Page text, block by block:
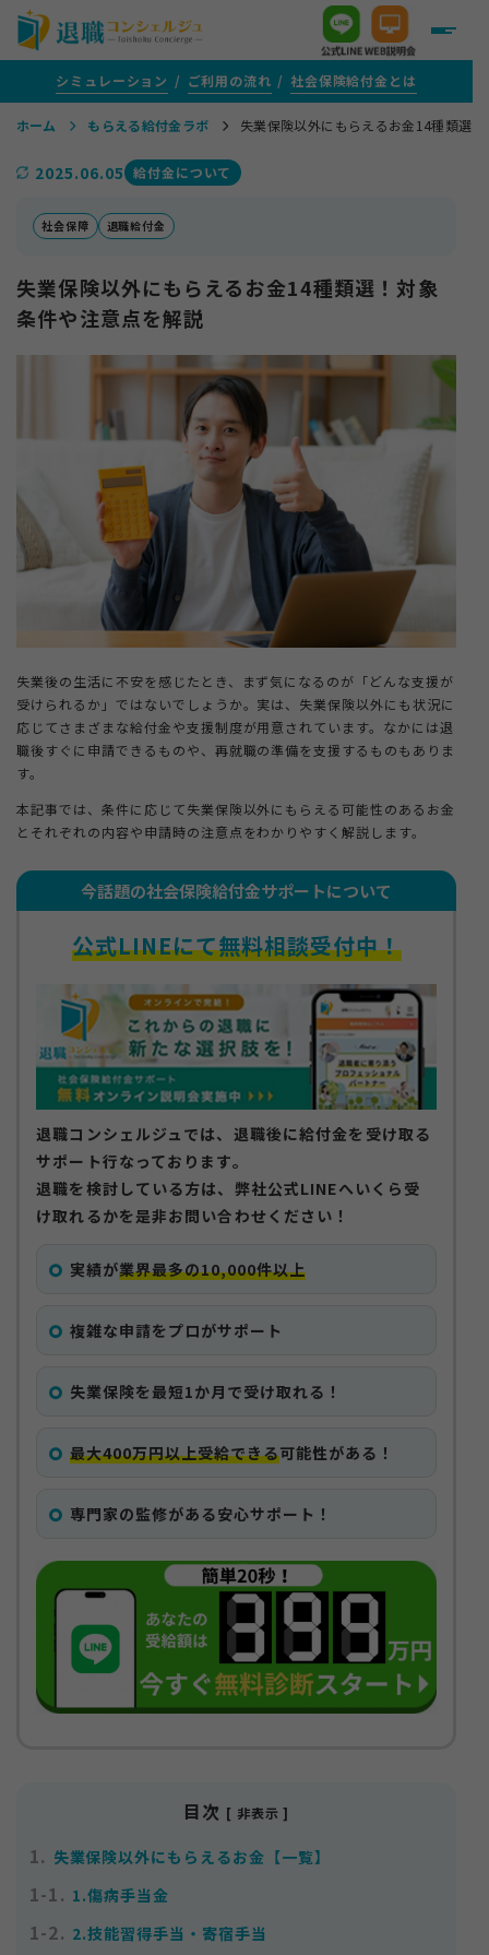
＋
給付金サポートをご検討中の方
評判・口コミ
給付金がもらえる転職支援を活用する方 ＋
1年以上ご通院を続けている方
法人ご担当者・インフルエンサーの方
もらえる給付金ラボ
退職コンシェルジュについて
お知らせ
サイトマップ
プライバシーポリシー
個人情報の取り扱いについて
シミュレーション ご利用の流れ 社会保険給付金とは
ホーム もらえる給付金ラボ 失業保険以外にもらえるお金14種類選
2025.06.05 給付金について
社会保障 退職給付金
失業保険以外にもらえるお金14種類選！対象
条件や注意点を解説
失業後の生活に不安を感じたとき、まず気になるのが「どんな支援が
受けられるか」ではないでしょうか。実は、失業保険以外にも状況に
応じてさまざまな給付金や支援制度が用意されています。なかには退
職後すぐに申請できるものや、再就職の準備を支援するものもありま
す。
本記事では、条件に応じて失業保険以外にもらえる可能性のあるお金
とそれぞれの内容や申請時の注意点をわかりやすく解説します。
今話題の社会保険給付金サポートについて
公式LINEにて無料相談受付中！
退職コンシェルジュでは、退職後に給付金を受け取る
サポート行なっております。
退職を検討している方は、弊社公式LINEへいくら受
け取れるかを是非お問い合わせください！
実績が業界最多の10,000件以上
複雑な申請をプロがサポート
失業保険を最短1か月で受け取れる！
最大400万円以上受給できる可能性がある！
専門家の監修がある安心サポート！
目次 [ 非表示 ]
1. 失業保険以外にもらえるお金【一覧】
1-1. 1.傷病手当金
1-2. 2.技能習得手当・寄宿手当